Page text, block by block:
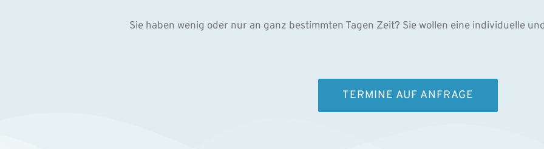
Sie haben wenig oder nur an ganz bestimmten Tagen Zeit? Sie wollen eine individuelle
TERMINE AUF ANFRAGE